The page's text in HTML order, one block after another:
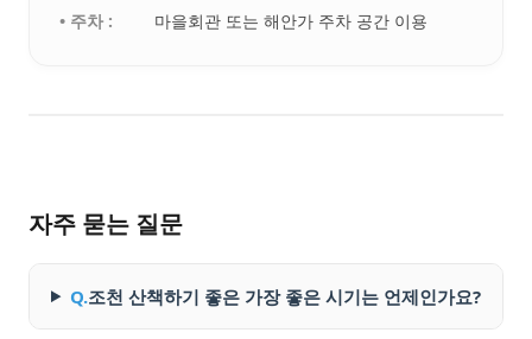
• 주차 :
마을회관 또는 해안가 주차 공간 이용
자주 묻는 질문
Q.조천 산책하기 좋은 가장 좋은 시기는 언제인가요?